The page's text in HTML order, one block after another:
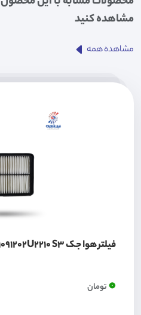
مشاهده کنید
مشاهده همه
فیلتر هوا جک 11091202U2210 S3
0تومان